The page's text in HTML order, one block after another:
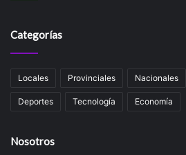
Categorías
Locales Provinciales Nacionales
Deportes Tecnología Economía
Nosotros